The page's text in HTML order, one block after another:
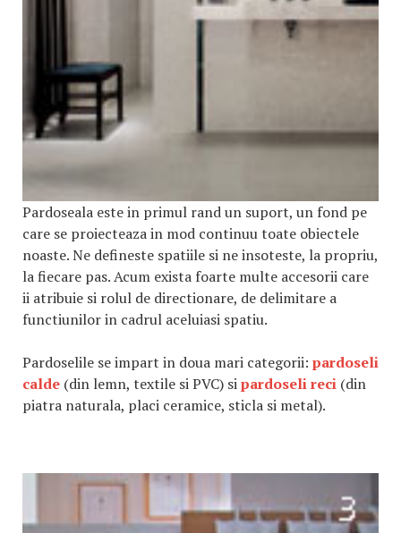
Pardoseala este in primul rand un suport, un fond pe
care se proiecteaza in mod continuu toate obiectele
noaste. Ne defineste spatiile si ne insoteste, la propriu,
la fiecare pas. Acum exista foarte multe accesorii care
ii atribuie si rolul de directionare, de delimitare a
functiunilor in cadrul aceluiasi spatiu.
Pardoselile se impart in doua mari categorii: pardoseli
calde (din lemn, textile si PVC) sipardoseli reci (din
piatra naturala, placi ceramice, sticla si metal).